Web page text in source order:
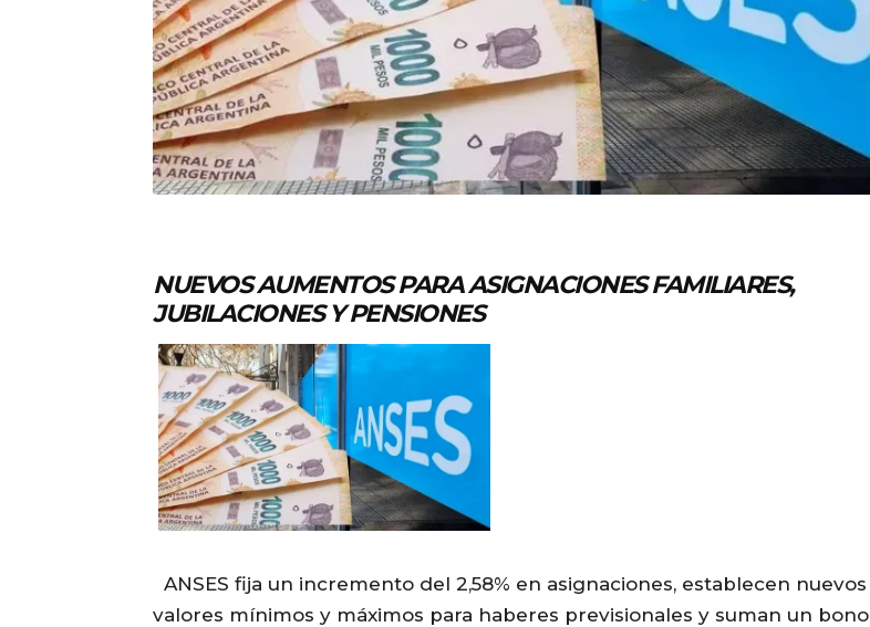
NUEVOS AUMENTOS PARA ASIGNACIONES FAMILIARES,
JUBILACIONES Y PENSIONES
ANSES fija un incremento del 2,58% en asignaciones, establecen nuevos
valores mínimos y máximos para haberes previsionales y suman un bono